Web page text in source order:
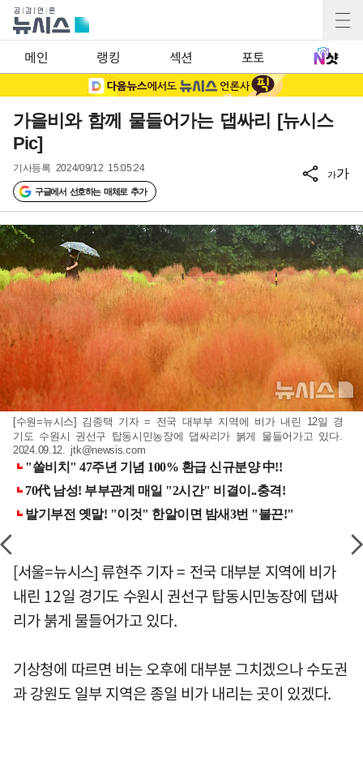
메인 랭킹 섹션 포토
가을비와 함께 물들어가는 댑싸리 [뉴시스
Pic]
기사등록 2024/09/12 15:05:24
구글에서 선호하는 매체로 추가
가가
[수원=뉴시스] 김종택 기자 = 전국 대부부 지역에 비가 내린 12일 경
기도 수원시 권선구 탑동시민농장에 댑싸리가 붉게 물들어가고 있다.
2024.09.12. jtk@newsis.com
[서울=뉴시스] 류현주 기자 = 전국 대부분 지역에 비가
내린 12일 경기도 수원시 권선구 탑동시민농장에 댑싸
리가 붉게 물들어가고 있다.
기상청에 따르면 비는 오후에 대부분 그치겠으나 수도권
과 강원도 일부 지역은 종일 비가 내리는 곳이 있겠다.